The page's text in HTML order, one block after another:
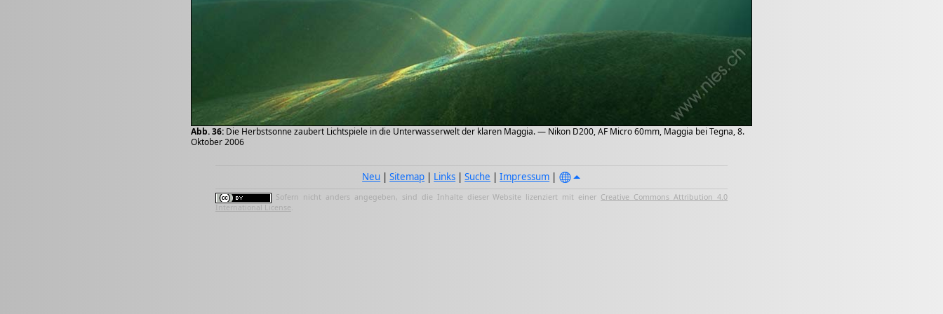
Abb. 36: Die Herbstsonne zaubert Lichtspiele in die Unterwasserwelt der klaren Maggia. — Nikon D200, AF Micro 60mm, Maggia bei Tegna, 8.
Oktober 2006
Neu |Sitemap | Links |Suche |Impressum |
Sofern nicht anders angegeben, sind die Inhalte dieser Website lizenziert mit einer Creative Commons Attribution 4.0
International License